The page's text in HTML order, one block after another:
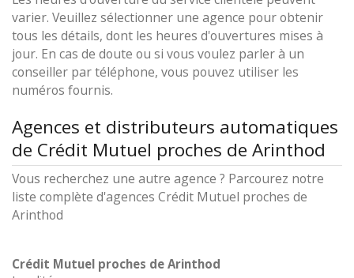
varier. Veuillez sélectionner une agence pour obtenir
tous les détails, dont les heures d'ouvertures mises à
jour. En cas de doute ou si vous voulez parler à un
conseiller par téléphone, vous pouvez utiliser les
numéros fournis.
Agences et distributeurs automatiques
de Crédit Mutuel proches de Arinthod
Vous recherchez une autre agence ? Parcourez notre
liste complète d'agences Crédit Mutuel proches de
Arinthod
Crédit Mutuel proches de Arinthod